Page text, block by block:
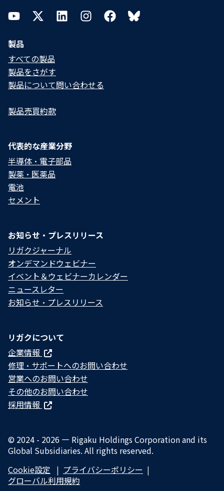
YouTubeTwitterLinkedInInstagramFacebookBluesky
製品
すべての製品
製品をさがす
製品について問い合わせる​
製品売買約款
代表的な産業分野
半導体・電子部品
製薬・医薬品
電池
セメント
お知らせ・プレスリリース
リガクジャーナル
オンデマンドウェビナー
イベント＆ウェビナーカレンダー
ニュースレター
お知らせ・プレスリリース
リガクについて
企業情報
修理・サポートへのお問い合わせ
営業へのお問い合わせ
その他のお問い合わせ
採用情報
© 2024 - 2026 — Rigaku Holdings Corporation and its
Global Subsidiaries. All rights reserved.
Cookie設定
プライバシーポリシー​
グローバル利用規約